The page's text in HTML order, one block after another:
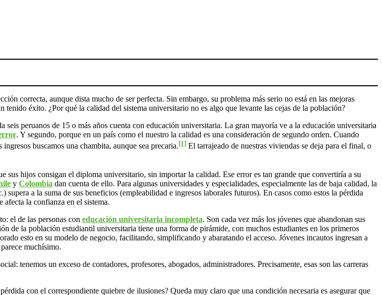
correcta, aunque dista mucho de ser perfecta. Sin embargo, su problema más serio no está en las mejoras
éxito. ¿Por qué la calidad del sistema universitario no es algo que levante las cejas de la población?
peruanos de 15 o más años cuenta con educación universitaria. La gran mayoría ve a la educación universitaria
. Y segundo, porque en un país como el nuestro la calidad es una consideración de segundo orden. Cuando
buscamos una chambita, aunque sea precaria.[1] El tarrajeado de nuestras viviendas se deja para el final, o
sus hijos consigan el diploma universitario, sin importar la calidad. Ese error es tan grande que convertiría a su
y Colombia dan cuenta de ello. Para algunas universidades y especialidades, especialmente las de baja calidad, la
a la suma de sus beneficios (empleabilidad e ingresos laborales futuros). En casos como estos la pérdida
afecta la confianza en el sistema.
el de las personas con educación universitaria incompleta. Son cada vez más los jóvenes que abandonan sus
de la población estudiantil universitaria tiene una forma de pirámide, con muchos estudiantes en los primeros
esto en su modelo de negocio, facilitando, simplificando y abaratando el acceso. Jóvenes incautos ingresan a
parece muchísimo.
tenemos un exceso de contadores, profesores, abogados, administradores. Precisamente, esas son las carreras
con el correspondiente quiebre de ilusiones? Queda muy claro que una condición necesaria es asegurar que